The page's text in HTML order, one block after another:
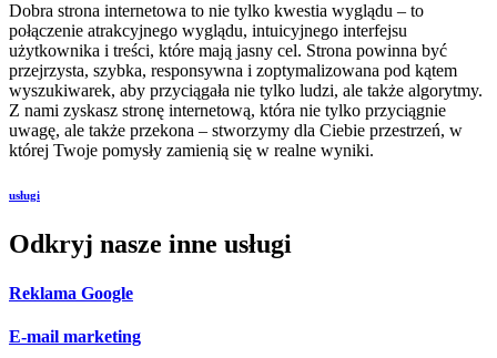
Dobra strona internetowa to nie tylko kwestia wyglądu – to
połączenie atrakcyjnego wyglądu, intuicyjnego interfejsu
użytkownika i treści, które mają jasny cel. Strona powinna być
przejrzysta, szybka, responsywna i zoptymalizowana pod kątem
wyszukiwarek, aby przyciągała nie tylko ludzi, ale także algorytmy.
Z nami zyskasz stronę internetową, która nie tylko przyciągnie
uwagę, ale także przekona – stworzymy dla Ciebie przestrzeń, w
której Twoje pomysły zamienią się w realne wyniki.
usługi
Odkryj nasze inne usługi
Reklama Google
E-mail marketing